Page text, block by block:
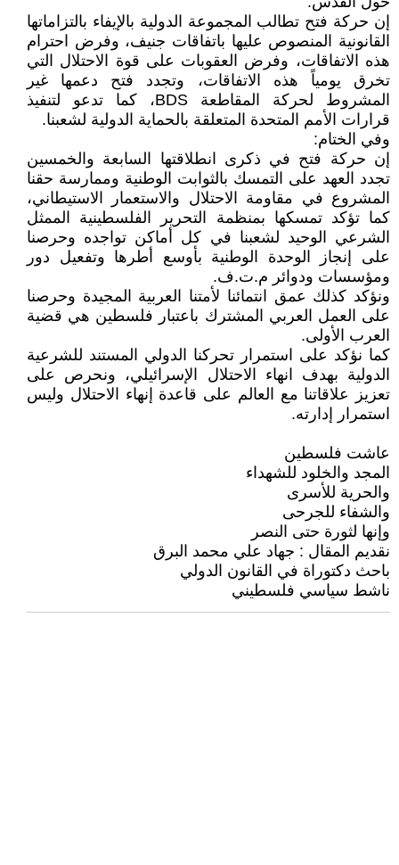
إن حركة فتح تطالب المجموعة الدولية بالإيفاء بالتزاماتها
القانونية المنصوص عليها باتفاقات جنيف، وفرض احترام
هذه الاتفاقات، وفرض العقوبات على قوة الاحتلال التي
تخرق يومياً هذه الاتفاقات، وتجدد فتح دعمها غير
المشروط لحركة المقاطعة BDS، كما تدعو لتنفيذ
قرارات الأمم المتحدة المتعلقة بالحماية الدولية لشعبنا.
وفي الختام:
إن حركة فتح في ذكرى انطلاقتها السابعة والخمسين
تجدد العهد على التمسك بالثوابت الوطنية وممارسة حقنا
المشروع في مقاومة الاحتلال والاستعمار الاستيطاني،
كما تؤكد تمسكها بمنظمة التحرير الفلسطينية الممثل
الشرعي الوحيد لشعبنا في كل أماكن تواجده وحرصنا
على إنجاز الوحدة الوطنية بأوسع أطرها وتفعيل دور
ومؤسسات ودوائر م.ت.ف.
ونؤكد كذلك عمق انتمائنا لأمتنا العربية المجيدة وحرصنا
على العمل العربي المشترك باعتبار فلسطين هي قضية
العرب الأولى.
كما نؤكد على استمرار تحركنا الدولي المستند للشرعية
الدولية بهدف انهاء الاحتلال الإسرائيلي، ونحرص على
تعزيز علاقاتنا مع العالم على قاعدة إنهاء الاحتلال وليس
استمرار إدارته.
عاشت فلسطين
المجد والخلود للشهداء
والحرية للأسرى
والشفاء للجرحى
وإنها لثورة حتى النصر
نقديم المقال : جهاد علي محمد البرق
باحث دكتوراة في القانون الدولي
ناشط سياسي فلسطيني